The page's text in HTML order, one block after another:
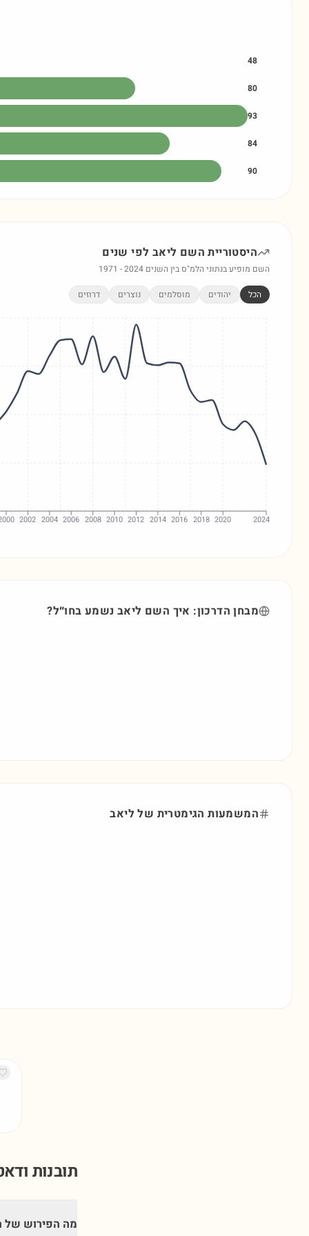
48
80
93
84
90
היסטוריית השם ליאב לפי שנים
השם מופיע בנתוני הלמ"ס בין השנים 1971 -2024
הכל יהודים מוסלמים נוצרים דרוזים
2002 2004 2006 2008 2010 2012 2014 2016 2018 2020 2024
מבחן הדרכון: איך השם ליאב נשמע בחו״ל?
המשמעות הגימטרית שלליאב
תובנות
מה הפירוש של